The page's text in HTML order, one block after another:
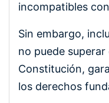
incompatibles
Sin embargo,
no puede
Constitución,
los derechos